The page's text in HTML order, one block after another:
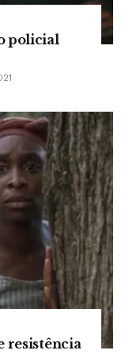
policial
resistência